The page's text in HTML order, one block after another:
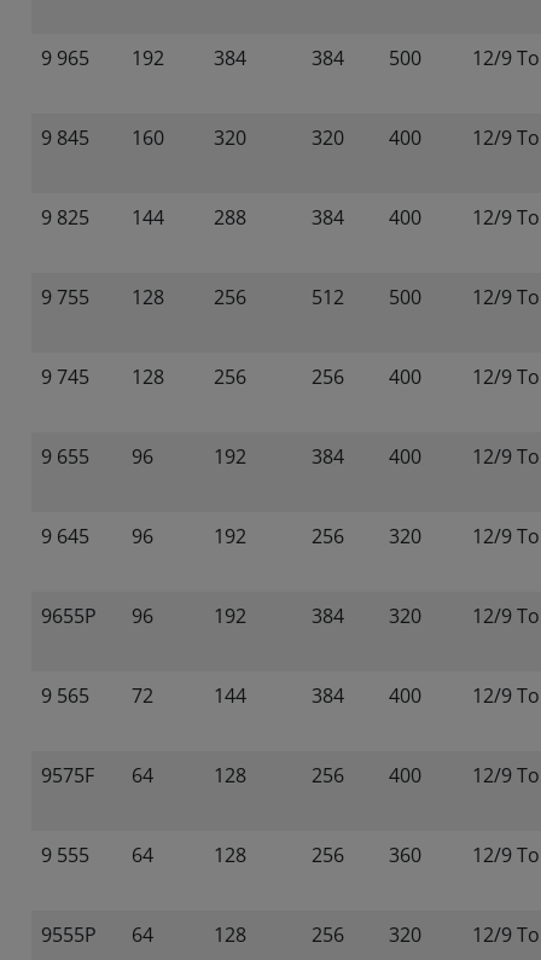
9 965 192 384 384 500 12/9 To
9 845 160 320 320 400 12/9 To
9 825 144 288 384 400 12/9 To
9 755 128 256 512 500 12/9 To
9 745 128 256 256 400 12/9 To
9 655 96 192 384 400 12/9 To
9 645 96 192 256 320 12/9 To
9655P 96 192 384 320 12/9 To
9 565 72 144 384 400 12/9 To
9575F 64 128 256 400 12/9 To
9 555 64 128 256 360 12/9 To
9555P 64 128 256 320 12/9 To